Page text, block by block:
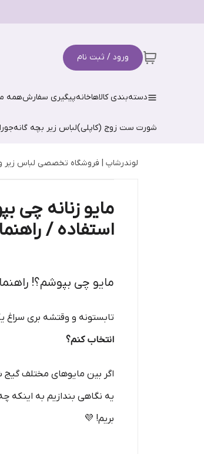
ورود / ثبت نام
دسته‌بندی کالاهاخانهپیگیری سفارشهمه
شورت ست زوج (کاپلی)لباس زیر بچه گانه
لوندرشاپ | فروشگاه تخصصی لباس زیر
مایو زنانه چی
استفاده /
مایو چی بپوشم؟!
تابستونه و وقتشه بری سراغ
انتخاب کنم؟
اگر بین مایوهای مختلف گیج
یه نگاهی بندازیم به اینکه
بریم! 💜